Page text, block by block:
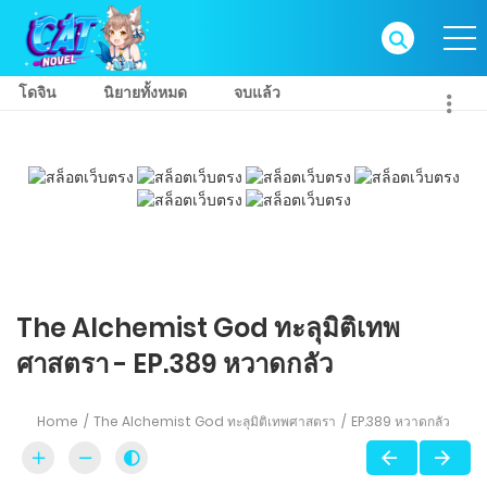
โดจิน นิยายทั้งหมด จบแล้ว
The Alchemist God ทะลุมิติเทพ
ศาสตรา - EP.389 หวาดกลัว
Home The Alchemist God ทะลุมิติเทพศาสตรา EP.389 หวาดกลัว